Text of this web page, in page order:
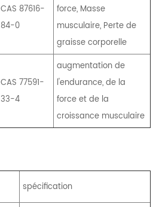
CAS 87616-
84-0
force, Masse
musculaire, Perte de
graisse corporelle
CAS 77591-
33-4
augmentation de
l'endurance, de la
force et de la
croissance musculaire
spécification